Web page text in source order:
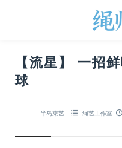
【流星】 一招
球
半岛束艺 绳艺工作室